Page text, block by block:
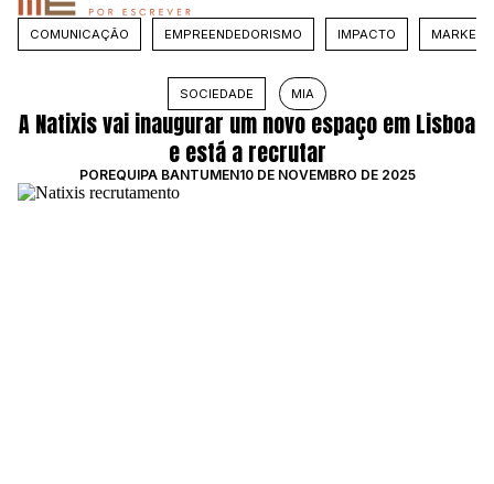
MÚSICA
SOCIEDADE
ENTREVISTAS
PODCAST
PUBLICIDADE
MARCAS
COMUNICAÇÃO EMPREENDEDORISMO IMPACTO
SOCIEDADE MIA
A Natixis vai inaugurar um novo espaço em Lisboa
e está a recrutar
POREQUIPA BANTUMEN10 DE NOVEMBRO DE 2025